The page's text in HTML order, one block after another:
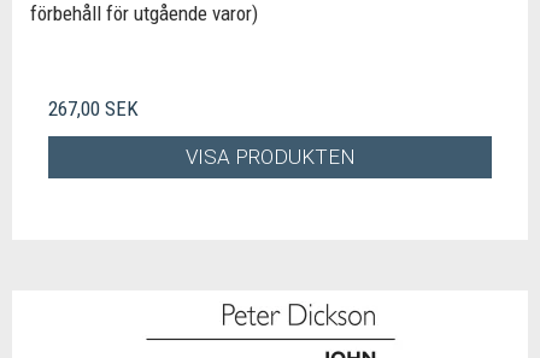
förbehåll för utgående varor)
267,00 SEK
VISA PRODUKTEN